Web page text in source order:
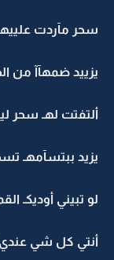
سحر مآردت
يزييد ضمهآآ من
ألتفتت لهـ سحر
يزيد ببتسآمهـ
لو تبيني أوديكـ
أنتي كل شي عندي